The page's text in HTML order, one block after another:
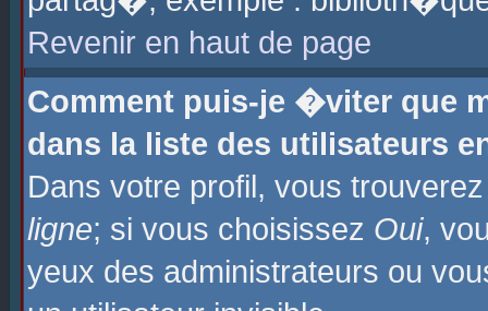
Revenir en haut de page
Comment puis-je �viter que
dans la liste des utilisateurs
Dans votre profil, vous
ligne; si vous choisissez Oui,
yeux des administrateurs ou